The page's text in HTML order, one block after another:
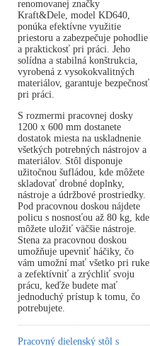
renomovanej značky
Kraft&Dele, model KD640,
ponúka efektívne využitie
priestoru a zabezpečuje pohodlie
a praktickosť pri práci. Jeho
solídna a stabilná konštrukcia,
vyrobená z vysokokvalitných
materiálov, garantuje bezpečnosť
pri práci.
S rozmermi pracovnej dosky
1200 x 600 mm dostanete
dostatok miesta na uskladnenie
všetkých potrebných nástrojov a
materiálov. Stôl disponuje
užitočnou šufládou, kde môžete
skladovať drobné doplnky,
nástroje a údržbové prostriedky.
Pod pracovnou doskou nájdete
policu s nosnosťou až 80 kg, kde
môžete uložiť väčšie nástroje.
Stena za pracovnou doskou
umožňuje upevniť háčiky, čo
vám umožní mať všetko pri ruke
a zefektívniť a zrýchliť svoju
prácu, keďže budete mať
jednoduchý prístup k tomu, čo
potrebujete.
Pracovný dielenský stôl s